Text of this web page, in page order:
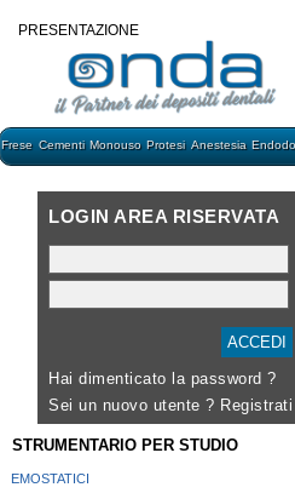
PRESENTAZIONE
Frese Cementi Monouso Protesi Anestesia
LOGIN AREA RISERVATA
Hai dimenticato la password ?
Sei un nuovo utente ?
STRUMENTARIO PER STUDIO
EMOSTATICI